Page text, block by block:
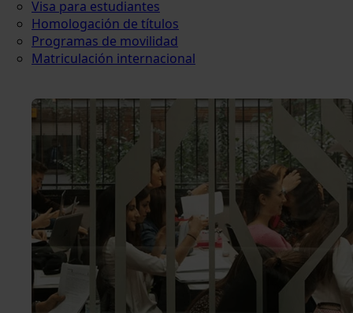
Visa para estudiantes
Homologación de títulos
Programas de movilidad
Matriculación internacional